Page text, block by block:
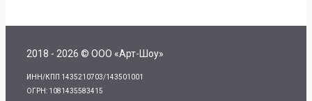
2018 - 2026 © ООО «Арт-Шоу»
ИНН/КПП 1435210703/143501001
ОГРН: 1081435583415